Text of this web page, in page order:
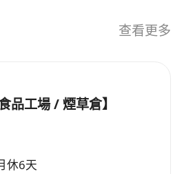
天工作10小時(包1小時飯鐘),
查看更多
品工場 / 煙草倉】
休6天